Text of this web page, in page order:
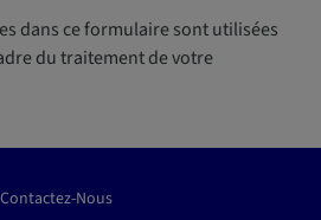
dans ce formulaire sont utilisées
du traitement de votre
Contactez-Nous